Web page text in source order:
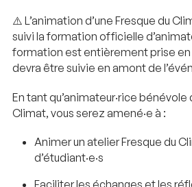
⚠️ L’animation d’une Fresque du
suivi la formation officielle
formation est entièrement prise en
devra être suivie en amont de
En tant qu’animateur·rice bénévole
Climat, vous serez amené·e à :
Animer un atelier Fresque du
d’étudiant·e·s
Faciliter les échanges et les